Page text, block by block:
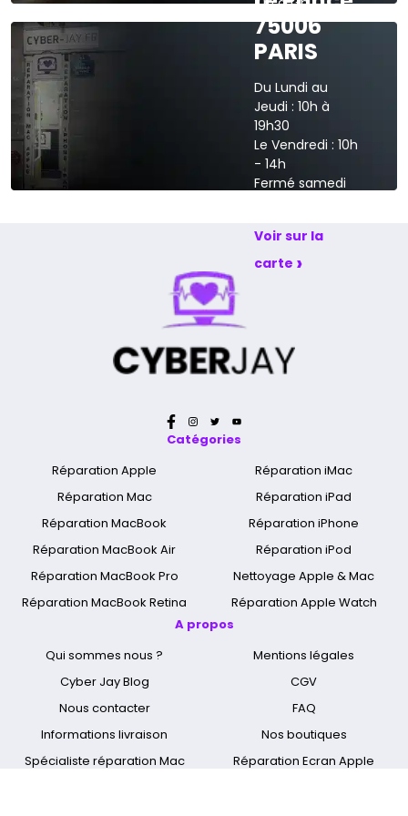
Voir sur la carte
75006
PARIS
Du Lundi au
Jeudi : 10h à
19h30
Le Vendredi : 10h
- 14h
Fermé samedi
Voir sur la
carte ›
Catégories
Réparation Apple
Réparation Mac
Réparation MacBook
Réparation MacBook Air
Réparation MacBook Pro
Réparation MacBook Retina
Réparation iMac
Réparation iPad
Réparation iPhone
Réparation iPod
Nettoyage Apple & Mac
Réparation Apple Watch
A propos
Qui sommes nous ?
Cyber Jay Blog
Nous contacter
Informations livraison
Spécialiste réparation Mac
Mentions légales
CGV
FAQ
Nos boutiques
Réparation Ecran Apple